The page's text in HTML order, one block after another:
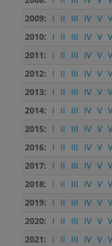
2009:
I II III IV V
2010:
I II III IV V
2011:
I II III IV V
2012:
I II III IV V
2013:
I II III IV V
2014:
I II III IV V
2015:
I II III IV V
2016:
I II III IV V
2017:
I II III IV V
2018:
I II III IV V
2019:
I II III IV V
2020:
I II III IV V
2021:
I II III IV V